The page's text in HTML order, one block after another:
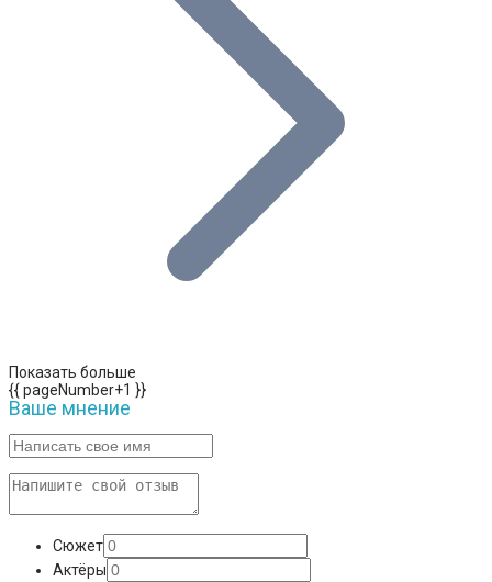
Показать больше
{{ pageNumber+1 }}
Ваше мнение
Сюжет
Актёры